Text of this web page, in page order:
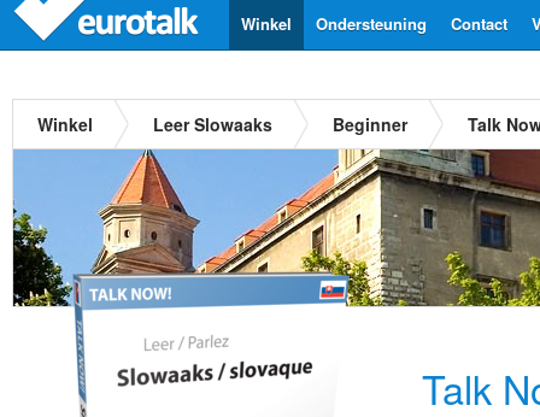
Contact
Ondersteuning
Winkel
Winkel Leer Slowaaks Beginner Talk
Talk